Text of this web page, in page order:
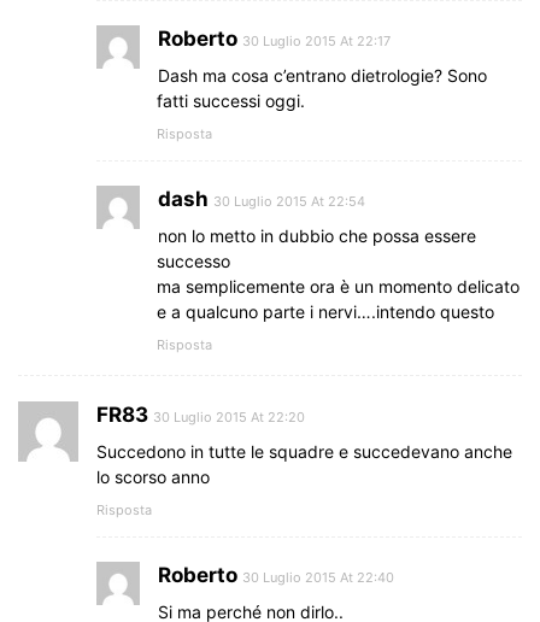
Roberto 30 Luglio 2015 At 22:17
Dash ma cosa c’entrano dietrologie? Sono
fatti successi oggi.
Risposta
dash 30 Luglio 2015 At 22:54
non lo metto in dubbio che possa essere
successo
ma semplicemente ora è un momento delicato
e a qualcuno parte i nervi….intendo questo
Risposta
FR83 30 Luglio 2015 At 22:20
Succedono in tutte le squadre e succedevano anche
lo scorso anno
Risposta
Roberto 30 Luglio 2015 At 22:40
Si ma perché non dirlo..